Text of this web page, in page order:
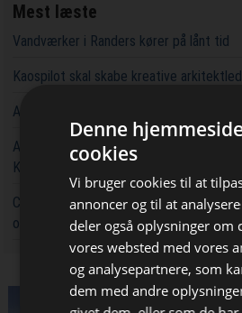
Bliv opdateret
Mest læste
Vandværker i Randers kører på lånt tid
Kaospilot skal skabe kreative
Aarsleff vinder energiprojekter til 3,7
Aarsleff får ansvaret for at udvide
Københavns Hovedbanegård
Chef i Forsvarets Materiel- og
omfattende og grov millionsvig
Danmarks
Denne
cookies
Vi bruger cookies til at
annoncer og til at
deler også oplysninger om
vores websted med vores
og analysepartnere, som
dem med andre